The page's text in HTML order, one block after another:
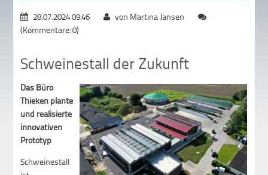
28.07.2024 09:46
von Martina Jansen
(Kommentare: 0)
Schweinestall der Zukunft
Das Büro
Thieken plante
und realisierte
innovativen
Prototyp
Schweinestall